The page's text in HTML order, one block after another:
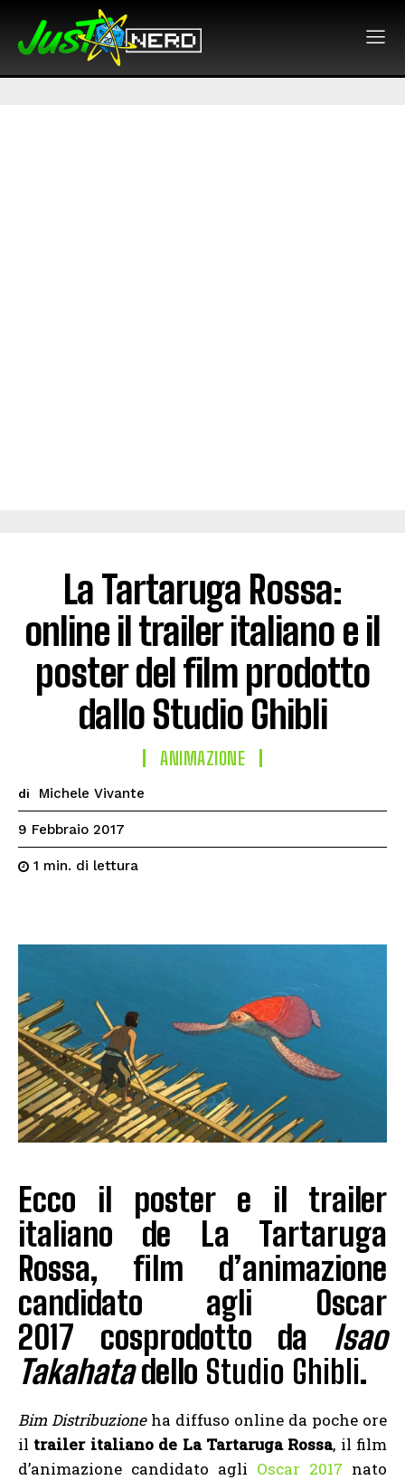
La Tartaruga Rossa:
online il trailer italiano e il
poster del film prodotto
dallo Studio Ghibli
ANIMAZIONE
di Michele Vivante
9 Febbraio 2017
1 min. di lettura
Ecco il poster e il trailer
italiano de La Tartaruga
Rossa, film d’animazione
candidato agli Oscar
2017 cosprodotto da Isao
Takahatadello Studio Ghibli.
Bim Distribuzioneha diffuso online da poche ore
il trailer italiano de La Tartaruga Rossa, il film
d’animazione candidato agli Oscar 2017 nato